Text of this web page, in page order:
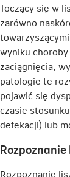
Toczący się w
zarówno
wyniku
zaciągnięcia,
patologie te
pojawić się
czasie
defekacji) lub
Rozpoznanie